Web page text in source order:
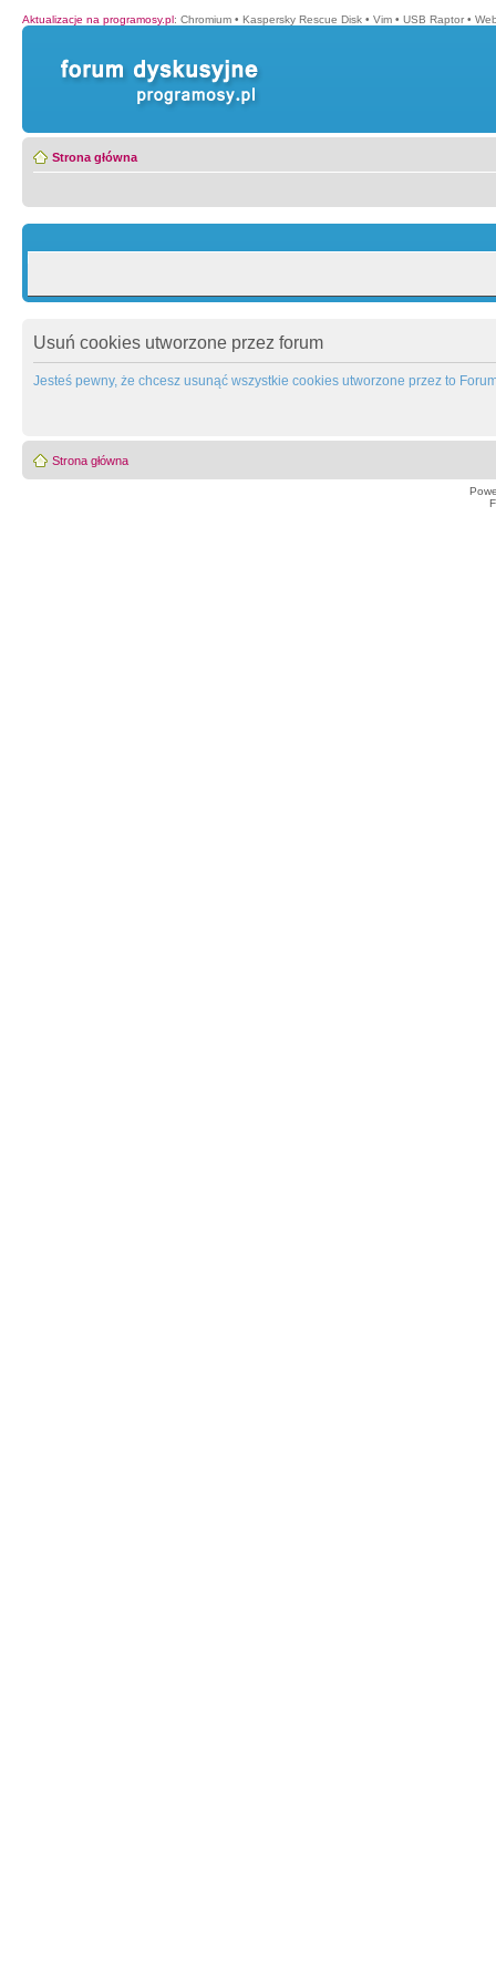
Aktualizacje na programosy.pl: Chromium • Kaspersky Rescue Disk • Vim • USB Raptor •
Strona główna
Usuń cookies utworzone przez forum
Jesteś pewny, że chcesz usunąć wszystkie cookies utworzone przez to
Strona główna